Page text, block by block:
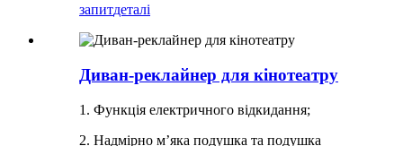
запитдеталі
Диван-реклайнер для кінотеатру
1. Функція електричного відкидання;
2. Надмірно м’яка подушка та подушка